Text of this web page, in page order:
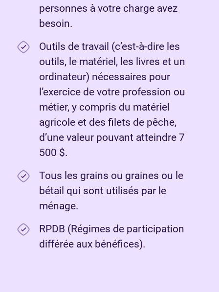
personnes à votre charge avez
besoin.
Outils de travail (c’est-à-dire les
outils, le matériel, les livres et un
ordinateur) nécessaires pour
l’exercice de votre profession ou
métier, y compris du matériel
agricole et des filets de pêche,
d’une valeur pouvant atteindre 7
500 $.
Tous les grains ou graines ou le
bétail qui sont utilisés par le
ménage.
RPDB (Régimes de participation
différée aux bénéfices).